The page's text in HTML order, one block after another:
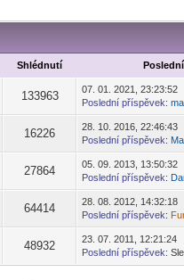
Shlédnutí
133963
07. 01. 2021, 23:23:52
Poslední příspěvek:
16226
28. 10. 2016, 22:46:43
Poslední příspěvek:
27864
05. 09. 2013, 13:50:32
Poslední příspěvek:
64414
28. 08. 2012, 14:32:18
Poslední příspěvek:
48932
23. 07. 2011, 12:21:24
Poslední příspěvek: